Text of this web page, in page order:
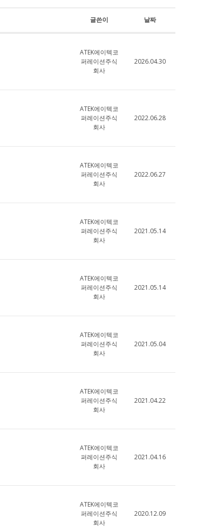
글쓴이 날짜
ATEK에이텍코
퍼레이션주식
회사
2026.04.30
ATEK에이텍코
퍼레이션주식
회사
2022.06.28
ATEK에이텍코
퍼레이션주식
회사
2022.06.27
ATEK에이텍코
퍼레이션주식
회사
2021.05.14
ATEK에이텍코
퍼레이션주식
회사
2021.05.14
ATEK에이텍코
퍼레이션주식
회사
2021.05.04
ATEK에이텍코
퍼레이션주식
회사
2021.04.22
ATEK에이텍코
퍼레이션주식
회사
2021.04.16
ATEK에이텍코
퍼레이션주식
회사
2020.12.09